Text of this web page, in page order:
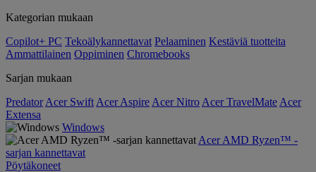
Kategorian mukaan
Copilot+ PC Tekoälykannettavat Pelaaminen Kestäviä tuotteita
Ammattilainen Oppiminen Chromebooks
Sarjan mukaan
Predator Acer Swift Acer Aspire Acer Nitro Acer TravelMate Acer
Extensa
Windows
Acer AMD Ryzen™ -
sarjan kannettavat
Pöytäkoneet